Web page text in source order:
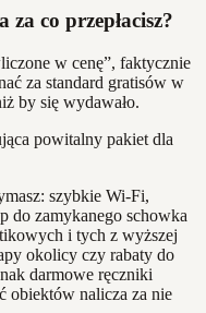
co przepłacisz?
w cenę”, faktycznie
za standard gratisów w
by się wydawało.
szybkie Wi-Fi,
do zamykanego schowka
i tych z wyższej
okolicy czy rabaty do
darmowe ręczniki
obiektów nalicza za nie